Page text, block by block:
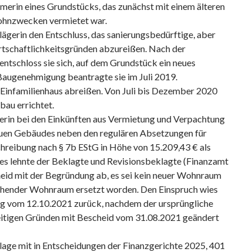
eines Grundstücks, das zunächst mit einem älteren
vermietet war.
den Entschluss, das sanierungsbedürftige, aber
abzureißen. Nach der
sie sich, auf dem Grundstück ein neues
beantragte sie im Juli 2019.
abreißen. Von Juli bis Dezember 2020
errichtet.
bei den Einkünften aus Vermietung und Verpachtung
Gebäudes neben den regulären Absetzungen für
nach § 7b EStG in Höhe von 15.209,43 € als
lehnte der Beklagte und Revisionsbeklagte (Finanzamt
mit der Begründung ab, es sei kein neuer Wohnraum
Wohnraum ersetzt worden. Den Einspruch wies
vom 12.10.2021 zurück, nachdem der ursprüngliche
Gründen mit Bescheid vom 31.08.2021 geändert
mit in Entscheidungen der Finanzgerichte 2025, 401